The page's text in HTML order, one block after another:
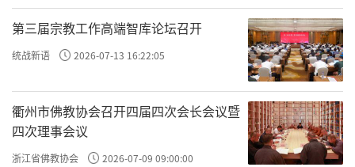
第三届宗教工作高端智库论坛召开
统战新语 2026-07-13 16:22:05
衢州市佛教协会召开四届四次会长会议暨
四次理事会议
浙江省佛教协会 2026-07-09 09:00:00